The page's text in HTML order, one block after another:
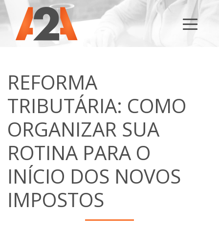
REFORMA
TRIBUTÁRIA: COMO
ORGANIZAR SUA
ROTINA PARA O
INÍCIO DOS NOVOS
IMPOSTOS